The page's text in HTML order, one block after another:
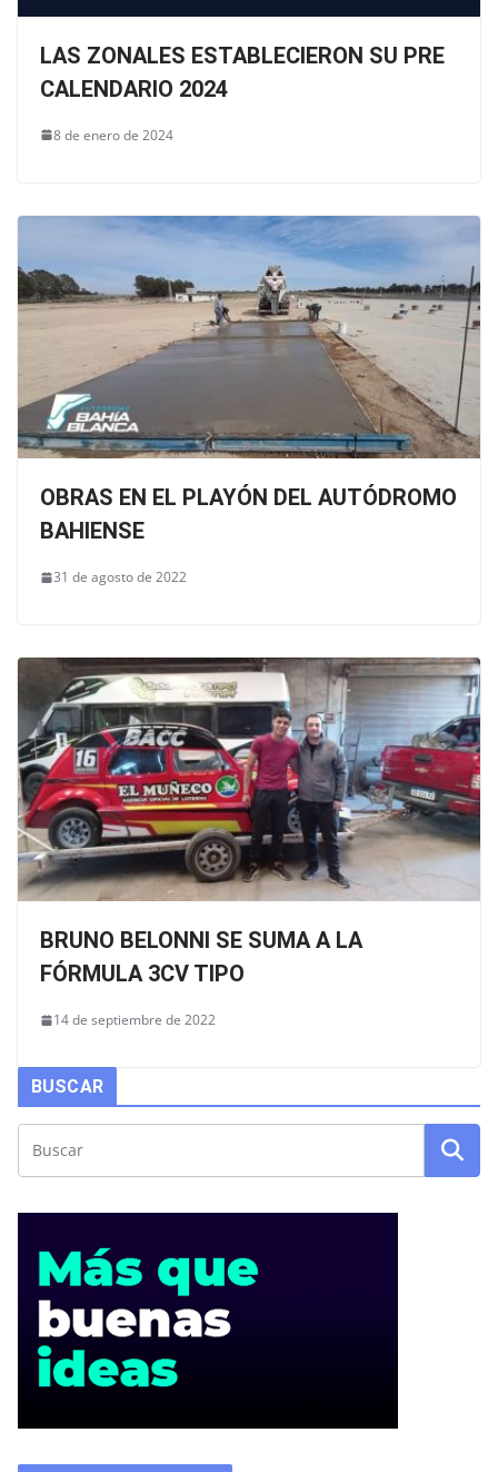
LAS ZONALES ESTABLECIERON SU PRE
CALENDARIO 2024
8 de enero de 2024
OBRAS EN EL PLAYÓN DEL AUTÓDROMO
BAHIENSE
31 de agosto de 2022
BRUNO BELONNI SE SUMA A LA
FÓRMULA 3CV TIPO
14 de septiembre de 2022
BUSCAR